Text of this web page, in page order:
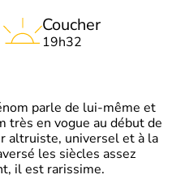
Coucher
19h32
parle de lui-même et
très en vogue au début de
altruiste, universel et à la
les siècles assez
il est rarissime.